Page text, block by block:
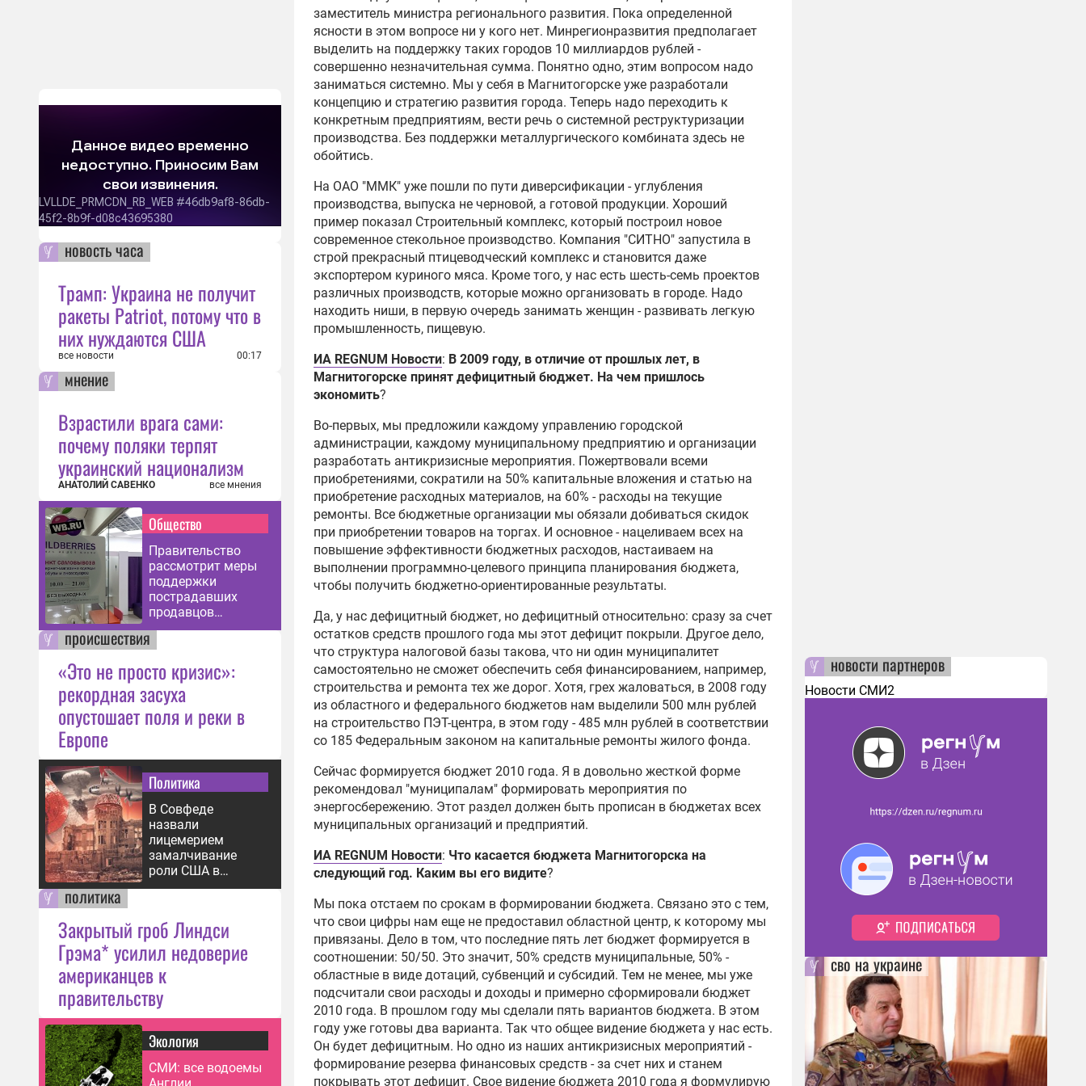
новость часа
Трамп: Украина не получит
ракеты Patriot, потому что в
них нуждаются США
все новости 00:17
мнение
Взрастили врага сами:
почему поляки терпят
украинский национализм
АНАТОЛИЙ САВЕНКО все мнения
Общество
Правительство
рассмотрит меры
поддержки
пострадавших
продавцов
Wildberries
происшествия
«Это не просто кризис»:
рекордная засуха
опустошает поля и реки в
Европе
Политика
В Совфеде
назвали
лицемерием
замалчивание
роли США в
бомбардировке
политика
Закрытый гроб Линдси
Грэма* усилил недоверие
американцев к
правительству
Экология
СМИ: все водоемы
заместитель министра регионального развития. Пока определенной
ясности в этом вопросе ни у кого нет. Минрегионразвития предполагает
выделить на поддержку таких городов 10 миллиардов рублей -
совершенно незначительная сумма. Понятно одно, этим вопросом надо
заниматься системно. Мы у себя в Магнитогорске уже разработали
концепцию и стратегию развития города. Теперь надо переходить к
конкретным предприятиям, вести речь о системной реструктуризации
производства. Без поддержки металлургического комбината здесь не
обойтись.
На ОАО "ММК" уже пошли по пути диверсификации - углубления
производства, выпуска не черновой, а готовой продукции. Хороший
пример показал Строительный комплекс, который построил новое
современное стекольное производство. Компания "СИТНО" запустила в
строй прекрасный птицеводческий комплекс и становится даже
экспортером куриного мяса. Кроме того, у нас есть шесть-семь проектов
различных производств, которые можно организовать в городе. Надо
находить ниши, в первую очередь занимать женщин - развивать легкую
промышленность, пищевую.
ИА REGNUM Новости: В 2009 году, в отличие от прошлых лет, в
Магнитогорске принят дефицитный бюджет. На чем пришлось
экономить?
Во-первых, мы предложили каждому управлению городской
администрации, каждому муниципальному предприятию и организации
разработать антикризисные мероприятия. Пожертвовали всеми
приобретениями, сократили на 50% капитальные вложения и статью на
приобретение расходных материалов, на 60% - расходы на текущие
ремонты. Все бюджетные организации мы обязали добиваться скидок
при приобретении товаров на торгах. И основное - нацеливаем всех на
повышение эффективности бюджетных расходов, настаиваем на
выполнении программно-целевого принципа планирования бюджета,
чтобы получить бюджетно-ориентированные результаты.
Да, у нас дефицитный бюджет, но дефицитный относительно: сразу за счет
остатков средств прошлого года мы этот дефицит покрыли. Другое дело,
что структура налоговой базы такова, что ни один муниципалитет
самостоятельно не сможет обеспечить себя финансированием, например,
строительства и ремонта тех же дорог. Хотя, грех жаловаться, в 2008 году
из областного и федерального бюджетов нам выделили 500 млн рублей
на строительство ПЭТ-центра, в этом году - 485 млн рублей в соответствии
со 185 Федеральным законом на капитальные ремонты жилого фонда.
Сейчас формируется бюджет 2010 года. Я в довольно жесткой форме
рекомендовал "муниципалам" формировать мероприятия по
энергосбережению. Этот раздел должен быть прописан в бюджетах всех
муниципальных организаций и предприятий.
ИА REGNUM Новости: Что касается бюджета Магнитогорска на
следующий год. Каким вы его видите?
Мы пока отстаем по срокам в формировании бюджета. Связано это с тем,
что свои цифры нам еще не предоставил областной центр, к которому мы
привязаны. Дело в том, что последние пять лет бюджет формируется в
соотношении: 50/50. Это значит, 50% средств муниципальные, 50% -
областные в виде дотаций, субвенций и субсидий. Тем не менее, мы уже
подсчитали свои расходы и доходы и примерно сформировали бюджет
2010 года. В прошлом году мы сделали пять вариантов бюджета. В этом
году уже готовы два варианта. Так что общее видение бюджета у нас есть.
Он будет дефицитным. Но одно из наших антикризисных мероприятий -
формирование резерва финансовых средств - за счет них и станем
покрывать этот дефицит. Свое видение бюджета 2010 года я формулирую
новости партнеров
Новости СМИ2
сво на украине